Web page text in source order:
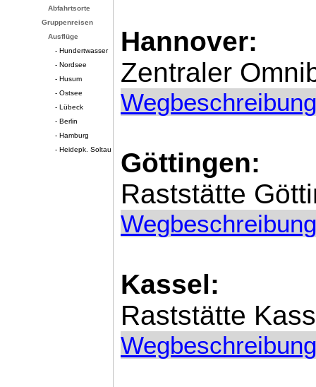
Hannover:
Zentraler
Göttingen:
Raststätte
Kassel:
Raststätte
Abfahrtsorte
Gruppenreisen
Ausflüge
- Hundertwasser
- Nordsee
- Husum
- Ostsee
- Lübeck
- Berlin
- Hamburg
- Heidepk. Soltau